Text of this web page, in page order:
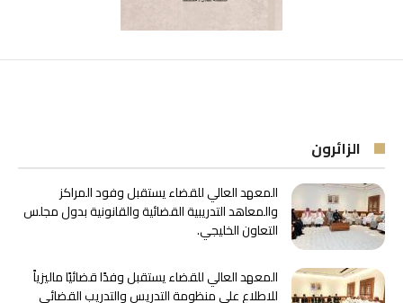
الزائرون
المعهد العالي للقضاء يستقبل وفود المراكز
والمعاهد التدريبية القضائية والقانونية بدول مجلس
التعاون الخليجي.
المعهد العالي للقضاء يستقبل وفدًا قضائيًا ماليزياً
للاطلاع على منظومة التدريس والتدريب القضائي